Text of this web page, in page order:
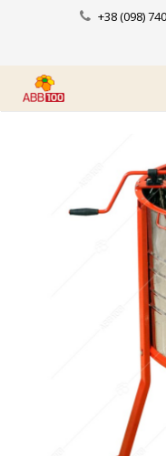
+38 (098)
Каталог
Доставка і оплата